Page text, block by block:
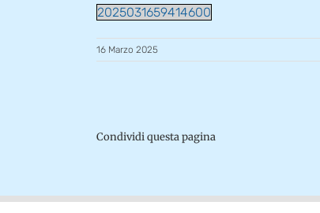
2025031659414600
16 Marzo 2025
Condividi questa pagina